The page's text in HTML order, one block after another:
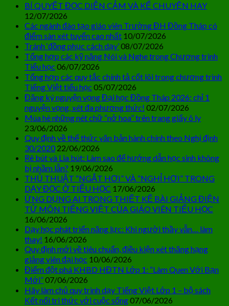
BÍ QUYẾT ĐỌC DIỄN CẢM VÀ KỂ CHUYỆN HAY
12/07/2026
Các ngành đào tạo giáo viên Trường ĐH Đồng Tháp có
điểm sàn xét tuyển cao nhất 10/07/2026
Tránh ‘đồng phục cách dạy’08/07/2026
Tổng hợp các kỹ năng Nói và Nghe trong Chương trình
Tiểu học 06/07/2026
Tổng hợp các quy tắc chính tả cốt lõi trong chương trình
Tiếng Việt tiểu học 05/07/2026
Đăng ký nguyện vọng Đại học Đồng Tháp 2026: chỉ 1
nguyện vọng, xét đa phương thức! 02/07/2026
Mùa hè những nét chữ “nở hoa” trên trang giấy ô ly
23/06/2026
Quy định về thể thức văn bản hành chính theo Nghị định
30/2020 22/06/2026
Rê bút và Lia bút: Làm sao để hướng dẫn học sinh không
bị nhầm lẫn? 19/06/2026
THỦ THUẬT “NGẮT HƠI” VÀ “NGHỈ HƠI” TRONG
DẠY ĐỌC Ở TIỂU HỌC 17/06/2026
ỨNG DỤNG AI TRONG THIẾT KẾ BÀI GIẢNG ĐIỆN
TỬ MÔN TIẾNG VIỆT CỦA GIÁO VIÊN TIỂU HỌC
16/06/2026
Dạy học phát triển năng lực: Khi người thầy vẫn… làm
thay! 16/06/2026
Quy định mới về tiêu chuẩn, điều kiện xét thăng hạng
giảng viên đại học 10/06/2026
Điểm đột phá KHBD HĐTN Lớp 1: “Làm Quen Với Bạn
Mới”07/06/2026
Hãy làm chủ quy trình dạy Tiếng Việt Lớp 1 – bộ sách
Kết nối tri thức với cuộc sống07/06/2026